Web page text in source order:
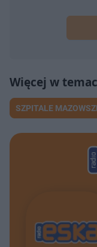
SZPITALE